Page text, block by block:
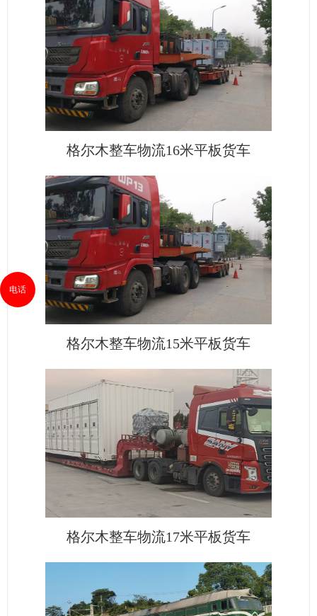
格尔木整车物流16米平板货车
格尔木整车物流15米平板货车
格尔木整车物流17米平板货车
电话